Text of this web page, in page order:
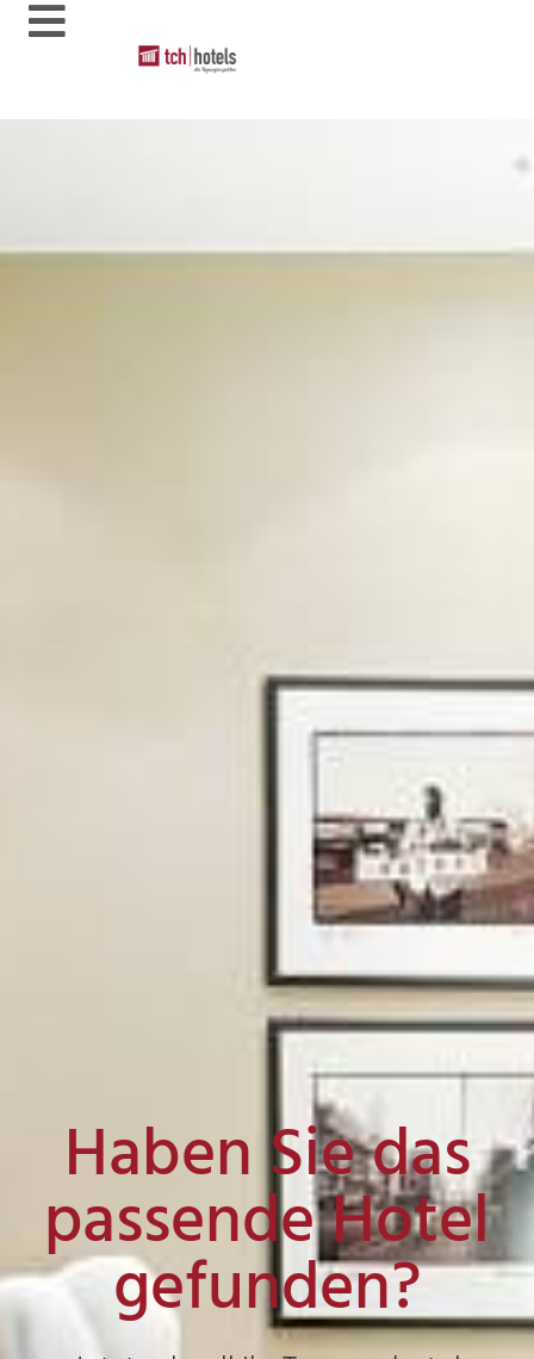
Haben Sie das
passende Hotel
gefunden?